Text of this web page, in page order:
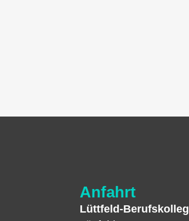
Anfahrt
Lüttfeld-Berufskolleg